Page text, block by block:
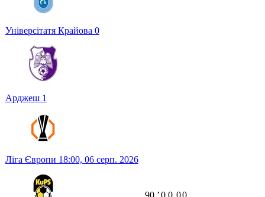
Універсітатя Крайова 0
Арджеш 1
Ліга Європи 18:00, 06 серп. 2026